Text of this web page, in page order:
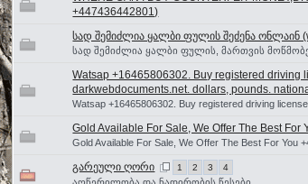
+447436442801)
სად შემიძლია ყალბი ფულის შეძენა ონლაინ
სად შემიძლია ყალბი ფულის, მართვის
Watsap +16465806302. Buy registered driving
darkwebdocuments.net. dollars, pounds.
Watsap +16465806302. Buy registered driving
Gold Available For Sale, We Offer The Best For
Gold Available For Sale, We Offer The Best For You
გარეული ღორი 1 2 3 4